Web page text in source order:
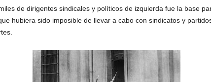
de dirigentes sindicales y políticos de izquierda fue la base
hubiera sido imposible de llevar a cabo con sindicatos y